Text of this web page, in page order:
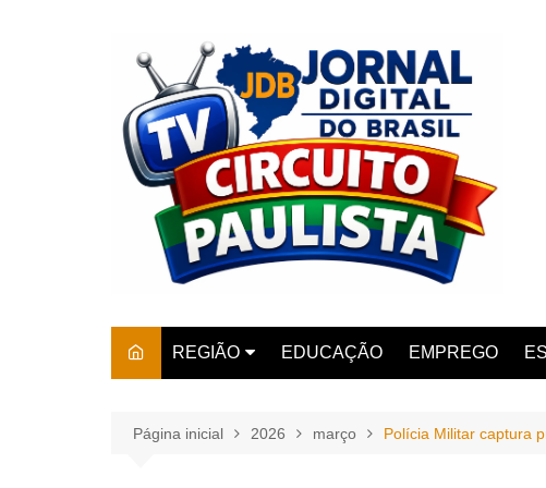
REGIÃO
AMPARO
EDUCAÇÃO EMPREGO
Página inicial 2026 março Polícia Militar captura